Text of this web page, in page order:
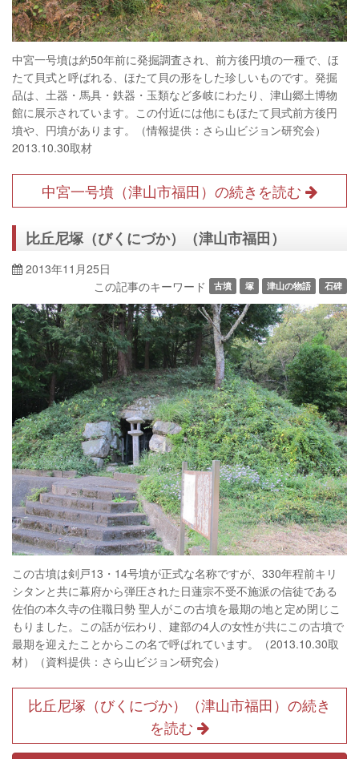
中宮一号墳は約50年前に発掘調査され、前方後円墳の一種で、ほ
たて貝式と呼ばれる、ほたて貝の形をした珍しいものです。発掘
品は、土器・馬具・鉄器・玉類など多岐にわたり、津山郷土博物
館に展示されています。この付近には他にもほたて貝式前方後円
墳や、円墳があります。（情報提供：さら山ビジョン研究会）
2013.10.30取材
中宮一号墳（津山市福田）の続きを読む
比丘尼塚（びくにづか）（津山市福田）
2013年11月25日
この記事のキーワード
古墳 塚 津山の物語 石碑
この古墳は剣戸13・14号墳が正式な名称ですが、330年程前キリ
シタンと共に幕府から弾圧された日蓮宗不受不施派の信徒である
佐伯の本久寺の住職日勢 聖人がこの古墳を最期の地と定め閉じこ
もりました。この話が伝わり、建部の4人の女性が共にこの古墳で
最期を迎えたことからこの名で呼ばれています。（2013.10.30取
材）（資料提供：さら山ビジョン研究会）
比丘尼塚（びくにづか）（津山市福田）の続き
を読む